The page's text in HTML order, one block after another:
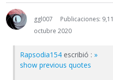
ggl007
Publicaciones:
octubre 2020
Rapsodia154 escribió : »
show previous quotes